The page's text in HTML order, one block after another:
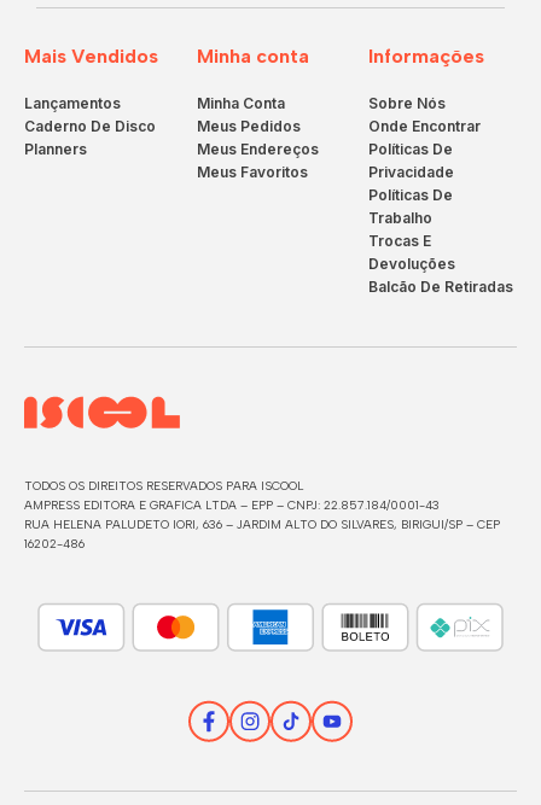
Mais Vendidos
Lançamentos
Caderno De Disco
Planners
Minha conta
Minha Conta
Meus Pedidos
Meus Endereços
Meus Favoritos
Informações
Sobre Nós
Onde Encontrar
Políticas De
Privacidade
Políticas De
Trabalho
Trocas E
Devoluções
Balcão De Retiradas
TODOS OS DIREITOS RESERVADOS PARA ISCOOL
AMPRESS EDITORA E GRAFICA LTDA – EPP – CNPJ: 22.857.184/0001-43
RUA HELENA PALUDETO IORI, 636 – JARDIM ALTO DO SILVARES, BIRIGUI/SP – CEP
16202-486